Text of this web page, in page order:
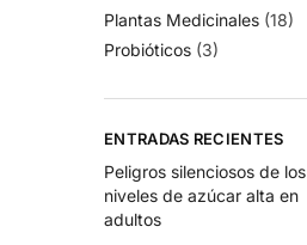
Plantas Medicinales (18)
Probióticos (3)
ENTRADAS RECIENTES
Peligros silenciosos de los
niveles de azúcar alta en
adultos